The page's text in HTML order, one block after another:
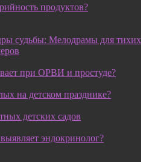
продуктов?
судьбы: Мелодрамы для тихих
при ОРВИ и простуде?
на детском празднике?
детских садов
эндокринолог?